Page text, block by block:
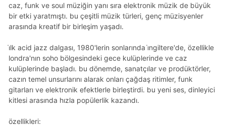
caz, funk ve soul müziğin yanı sıra elektronik müzik de büyük
bir etki yaratmıştı. bu çeşitli müzik türleri, genç müzisyenler
arasında kreatif bir birleşim yaşadı.
i̇lk acid jazz dalgası, 1980'lerin sonlarında i̇ngiltere'de, özellikle
londra'nın soho bölgesindeki gece kulüplerinde ve caz
kulüplerinde başladı. bu dönemde, sanatçılar ve prodüktörler,
cazın temel unsurlarını alarak onları çağdaş ritimler, funk
gitarları ve elektronik efektlerle birleştirdi. bu yeni ses, dinleyici
kitlesi arasında hızla popülerlik kazandı.
özellikleri: